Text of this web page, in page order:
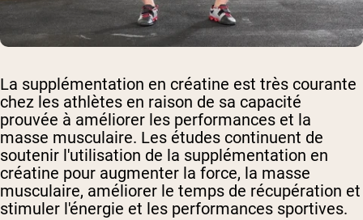
La supplémentation en créatine est très courante
chez les athlètes en raison de sa capacité
prouvée à améliorer les performances et la
masse musculaire. Les études continuent de
soutenir l'utilisation de la supplémentation en
créatine pour augmenter la force, la masse
musculaire, améliorer le temps de récupération et
stimuler l'énergie et les performances sportives.